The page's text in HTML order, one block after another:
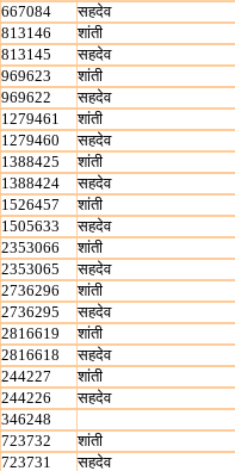
667084
सहदेव
813146
शांती
813145
सहदेव
969623
शांती
969622
सहदेव
1279461
शांती
1279460
सहदेव
1388425
शांती
1388424
सहदेव
1526457
शांती
1505633
सहदेव
2353066
शांती
2353065
सहदेव
2736296
शांती
2736295
सहदेव
2816619
शांती
2816618
सहदेव
244227
शांती
244226
सहदेव
346248
723732
शांती
723731
सहदेव